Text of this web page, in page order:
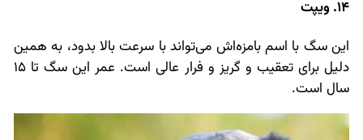
14. ویپت
این سگ با اسم بامزه‌اش می‌تواند با سرعت بالا بدود، به همین
دلیل برای تعقیب و گریز و فرار عالی است. عمر این سگ تا 15
سال است.